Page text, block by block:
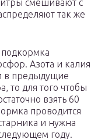
смешивают с
так же
Азота и калия
в предыдущие
то для того чтобы
взять 60
проводится
и нужна
году.